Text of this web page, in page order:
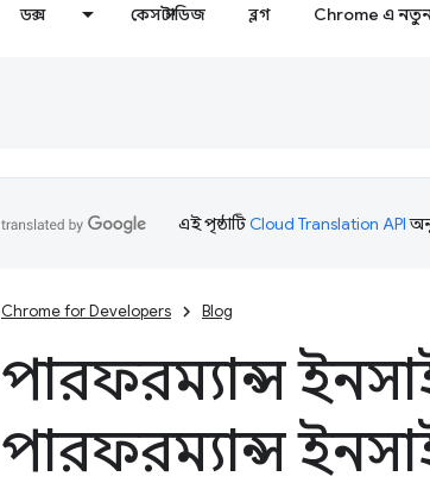
ডক্স কেস স্টাডিজ ব্লগ Chrome এ
এই পৃষ্ঠাটিCloud Translation API
Chrome for Developers Blog
পারফরম্যান্স
পারফরম্যান্স